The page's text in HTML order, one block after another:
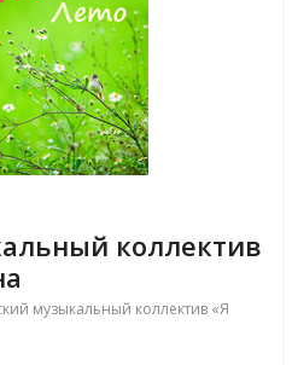
коллектив
музыкальный коллектив «Я